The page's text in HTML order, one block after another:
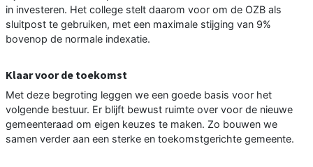
in investeren. Het college stelt daarom voor om de OZB als
sluitpost te gebruiken, met een maximale stijging van 9%
bovenop de normale indexatie.
Klaar voor de toekomst
Met deze begroting leggen we een goede basis voor het
volgende bestuur. Er blijft bewust ruimte over voor de nieuwe
gemeenteraad om eigen keuzes te maken. Zo bouwen we
samen verder aan een sterke en toekomstgerichte gemeente.